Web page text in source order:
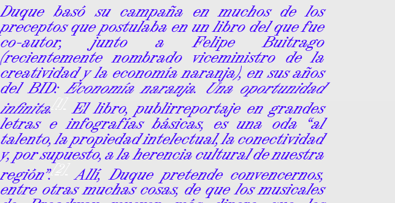
Duque basó su campaña en muchos de los
preceptos que postulaba en un libro del que fue
co-autor, junto a Felipe Buitrago
(recientemente nombrado viceministro de la
creatividad y la economía naranja), en sus años
del BID:Economía naranja. Una oportunidad
infinita. El libro, publirreportaje en grandes
letras e infografías básicas, es una oda “al
talento, la propiedad intelectual, la conectividad
y, por supuesto, a la herencia cultural de nuestra
región”.
Allí, Duque pretende convencernos,
entre otras muchas cosas, de que los musicales